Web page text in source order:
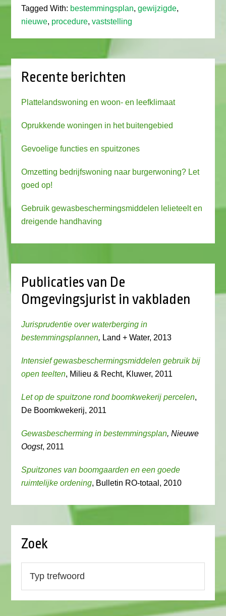
Tagged With: bestemmingsplan,gewijzigde,
nieuwe, procedure,vaststelling
Recente berichten
Plattelandswoning en woon- en leefklimaat
Oprukkende woningen in het buitengebied
Gevoelige functies en spuitzones
Omzetting bedrijfswoning naar burgerwoning? Let
goed op!
Gebruik gewasbeschermingsmiddelen lelieteelt en
dreigende handhaving
Publicaties van De
Omgevingsjurist in vakbladen
Jurisprudentie over waterberging in
bestemmingsplannen, Land + Water, 2013
Intensief gewasbeschermingsmiddelen gebruik bij
open teelten, Milieu & Recht, Kluwer, 2011
Let op de spuitzone rond boomkwekerij percelen,
De Boomkwekerij, 2011
Gewasbescherming in bestemmingsplan, Nieuwe
Oogst, 2011
Spuitzones van boomgaarden en een goede
ruimtelijke ordening, Bulletin RO-totaal, 2010
Zoek